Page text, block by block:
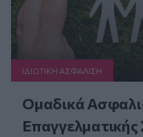
ΙΔΙΩΤΙΚΗ ΑΣΦAΛΙΣΗ
Ομαδικά